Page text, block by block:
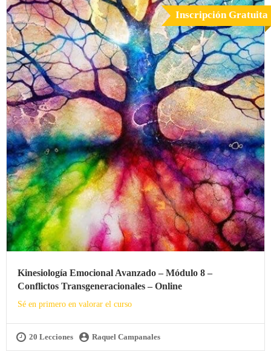
Inscripción Gratuita
Kinesiología Emocional Avanzado – Módulo 8 –
Conflictos Transgeneracionales – Online
Sé en primero en valorar el curso
20 Lecciones Raquel Campanales